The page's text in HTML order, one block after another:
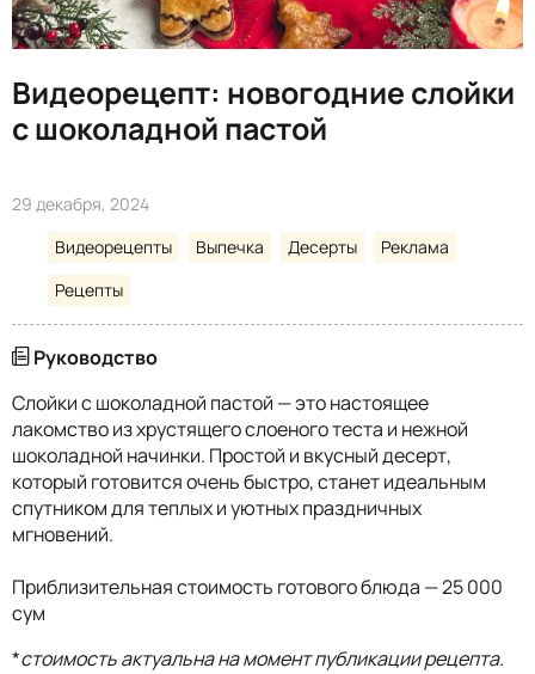
Видеорецепт: новогодние слойки
с шоколадной пастой
29 декабря, 2024
Видеорецепты
Выпечка Десерты
Реклама
Рецепты
Руководство
Слойки с шоколадной пастой — это настоящее
лакомство из хрустящего слоеного теста и нежной
шоколадной начинки. Простой и вкусный десерт,
который готовится очень быстро, станет идеальным
спутником для теплых и уютных праздничных
мгновений.
Приблизительная стоимость готового блюда — 25 000
сум
*стоимость актуальна на момент публикации рецепта.